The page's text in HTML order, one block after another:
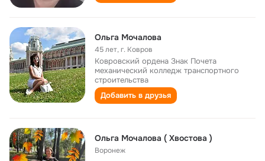
Ольга Мочалова
45 лет,г. Ковров
Ковровский ордена Знак Почета
механический колледж транспортного
строительства
Добавить в друзья
Ольга Мочалова ( Хвостова )
Воронеж